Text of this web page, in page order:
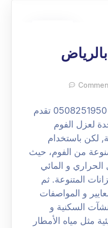
شركة عزل فوم بالرياض 0508251950 تقدم
لعزل الفوم
لكن باستخدام
من الفوم، حيث
و المائي
المتنوعة. ثم
و المواصفات
السكنية و
مثل مياه الأمطار